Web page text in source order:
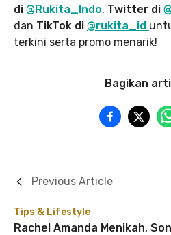
di @Rukita_Indo, Twitter di
dan TikTok di @rukita_id
terkini serta promo menarik!
Bagikan
Tips & Lifestyle
Rachel Amanda Menikah,
Previous Article